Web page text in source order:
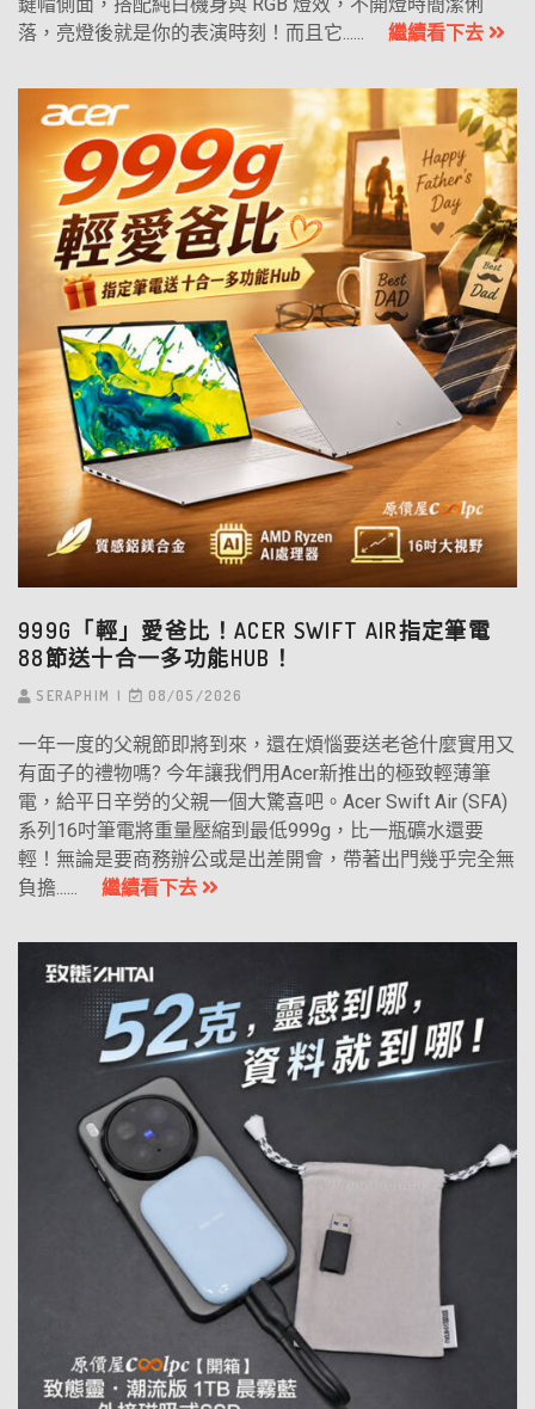
鍵帽側面，搭配純白機身與 RGB 燈效，不開燈時簡潔俐
落，亮燈後就是你的表演時刻！而且它...... 繼續看下去
999G「輕」愛爸比！ACER SWIFT AIR指定筆電
88節送十合一多功能HUB！
SERAPHIM 08/05/2026
一年一度的父親節即將到來，還在煩惱要送老爸什麼實用又
有面子的禮物嗎? 今年讓我們用Acer新推出的極致輕薄筆
電，給平日辛勞的父親一個大驚喜吧。Acer Swift Air (SFA)
系列16吋筆電將重量壓縮到最低999g，比一瓶礦水還要
輕！無論是要商務辦公或是出差開會，帶著出門幾乎完全無
負擔...... 繼續看下去